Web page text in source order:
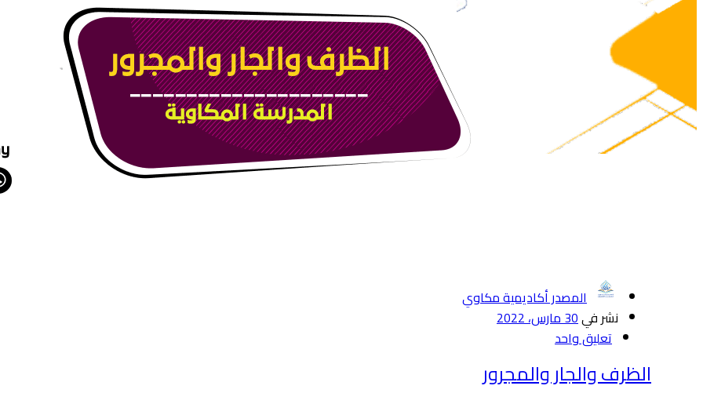
المصدر أكاديمية مكاوي
نشر في30 مارس، 2022
تعليق واحد
الظرف والجار والمجرور